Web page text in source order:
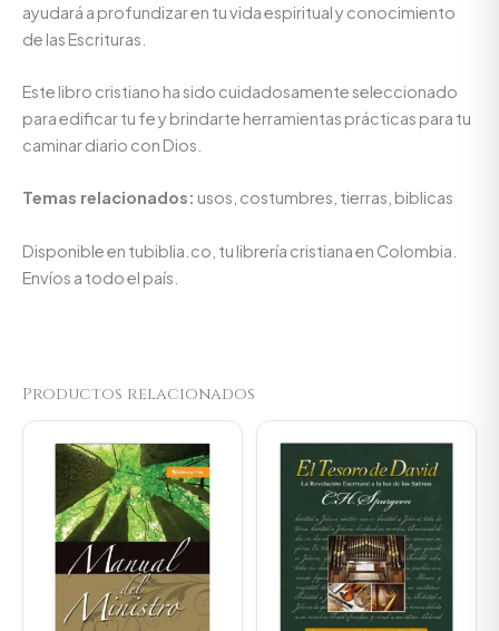
ayudará a profundizar en tu vida espiritual y conocimiento
de las Escrituras.
Este libro cristiano ha sido cuidadosamente seleccionado
para edificar tu fe y brindarte herramientas prácticas para tu
caminar diario con Dios.
Temas relacionados: usos, costumbres, tierras, biblicas
Disponible en tubiblia.co, tu librería cristiana en Colombia.
Envíos a todo el país.
Productos relacionados
price
was:
$57.200.
Current
price
is:
$54.340.
price
was:
$450.000.
price